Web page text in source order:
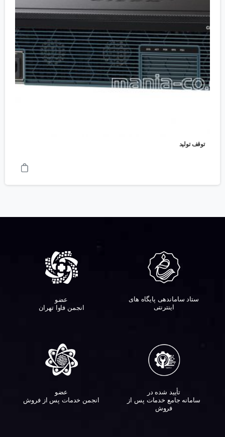
توقف تولید
ستاد ساماندهی پایگاه های
اینترنتی
عضو
انجمن فاوا تهران
تأیید شده در
سامانه جامع خدمات پس از
فروش
عضو
انجمن خدمات پس از فروش